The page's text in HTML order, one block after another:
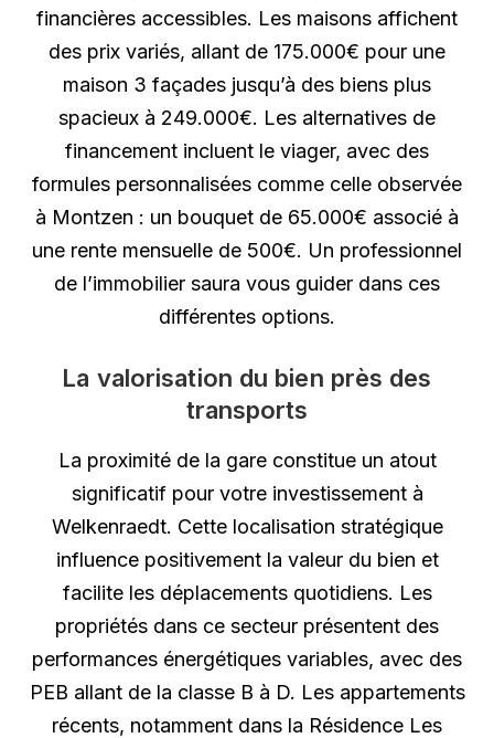
financières accessibles. Les maisons affichent
des prix variés, allant de 175.000€ pour une
maison 3 façades jusqu’à des biens plus
spacieux à 249.000€. Les alternatives de
financement incluent le viager, avec des
formules personnalisées comme celle observée
à Montzen : un bouquet de 65.000€ associé à
une rente mensuelle de 500€. Un professionnel
de l’immobilier saura vous guider dans ces
différentes options.
La valorisation du bien près des
transports
La proximité de la gare constitue un atout
significatif pour votre investissement à
Welkenraedt. Cette localisation stratégique
influence positivement la valeur du bien et
facilite les déplacements quotidiens. Les
propriétés dans ce secteur présentent des
performances énergétiques variables, avec des
PEB allant de la classe B à D. Les appartements
récents, notamment dans la Résidence Les